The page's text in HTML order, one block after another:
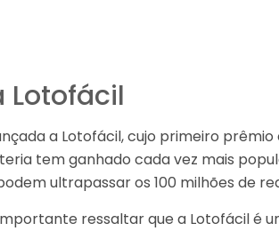
Lotofácil
a Lotofácil, cujo primeiro
tem ganhado cada vez mais
ultrapassar os 100 milhões de
ressaltar que a Lotofácil é